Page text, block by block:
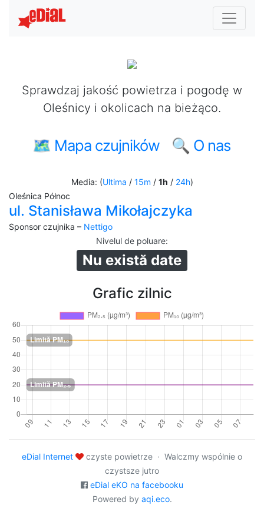
Sprawdzaj jakość powietrza i pogodę w
Oleśnicy i okolicach na bieżąco.
🗺 Mapa czujników 🔍 O nas
Media: (Ultima / 15m / 1h / 24h)
Oleśnica Północ
ul. Stanisława Mikołajczyka
Sponsor czujnika – Nettigo
Nivelul de poluare:
Nu există date
Grafic zilnic
eDial Internet
czyste powietrze · Walczmy wspólnie o
czystsze jutro
eDial eKO na facebooku
Powered by aqi.eco.